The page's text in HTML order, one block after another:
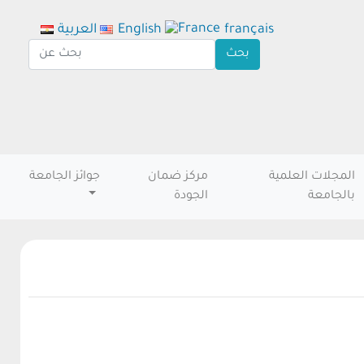
المجلات العلمية
بالجامعة
مركز ضمان
الجودة
جوائز الجامعة
العربية English français